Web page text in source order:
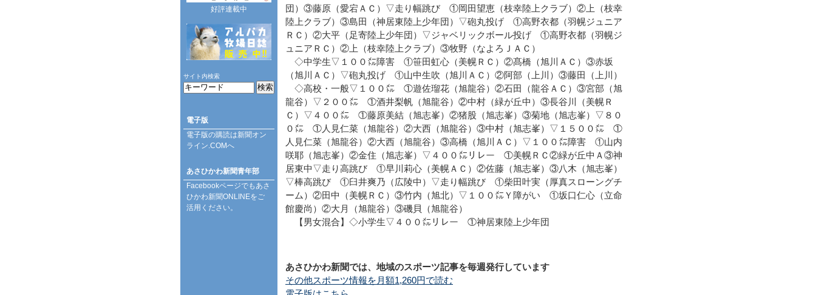
団）③藤原（愛宕ＡＣ）▽走り幅跳び ①岡田望恵（枝幸陸上クラブ）②上（枝幸
陸上クラブ）③島田（神居東陸上少年団）▽砲丸投げ ①高野衣都（羽幌ジュニア
ＲＣ）②大平（足寄陸上少年団）▽ジャベリックボール投げ ①高野衣都（羽幌ジ
ュニアＲＣ）②上（枝幸陸上クラブ）③牧野（なよろＪＡＣ）
◇中学生▽１００㍍障害 ①笹田虹心（美幌ＲＣ）②髙橋（旭川ＡＣ）③赤坂
（旭川ＡＣ）▽砲丸投げ ①山中生吹（旭川ＡＣ）②阿部（上川）③藤田（上川）
◇高校・一般▽１００㍍ ①遊佐瑠花（旭龍谷）②石田（龍谷ＡＣ）③宮部（旭
龍谷）▽２００㍍ ①酒井梨帆（旭龍谷）②中村（緑が丘中）③長谷川（美幌Ｒ
Ｃ）▽４００㍍ ①藤原美結（旭志峯）②猪股（旭志峯）③菊地（旭志峯）▽８０
０㍍ ①人見仁菜（旭龍谷）②大西（旭龍谷）③中村（旭志峯）▽１５００㍍ ①
人見仁菜（旭龍谷）②大西（旭龍谷）③高橋（旭川ＡＣ）▽１００㍍障害 ①山内
咲耶（旭志峯）②金住（旭志峯）▽４００㍍リレー ①美幌ＲＣ②緑が丘中Ａ③神
居東中▽走り高跳び ①早川莉心（美幌ＡＣ）②佐藤（旭志峯）③八木（旭志峯）
▽棒高跳び ①臼井爽乃（広陵中）▽走り幅跳び ①柴田叶実（厚真スローングチ
ーム）②田中（美幌ＲＣ）③竹内（旭北）▽１００㍍Ｙ障がい ①坂口仁心（立命
館慶尚）②大月（旭龍谷）③磯貝（旭龍谷）
【男女混合】◇小学生▽４００㍍リレー ①神居東陸上少年団
あさひかわ新聞では、地域のスポーツ記事を毎週発行しています
その他スポーツ情報を月額1,260円で読む
好評連載中
サイト内検索
電子版
電子版の購読は新聞オン
ライン.COMへ
あさひかわ新聞青年部
Facebookページでもあさ
ひかわ新聞ONLINEをご
活用ください。